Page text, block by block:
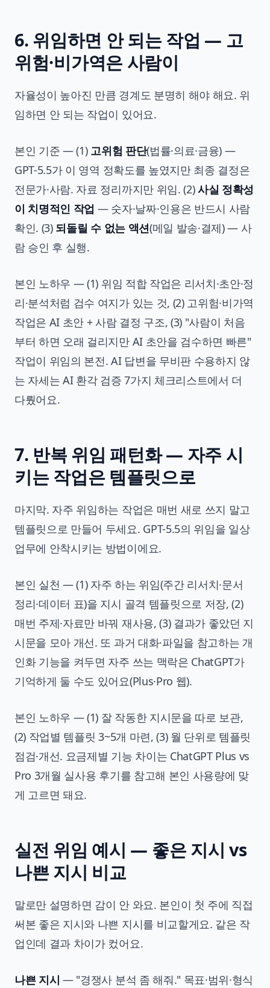
6. 위임하면 안 되는 작업 — 고
위험·비가역은 사람이
자율성이 높아진 만큼 경계도 분명히 해야 해요. 위
임하면 안 되는 작업이 있어요.
본인 기준 — (1) 고위험 판단(법률·의료·금융) —
GPT-5.5가 이 영역 정확도를 높였지만 최종 결정은
전문가·사람. 자료 정리까지만 위임. (2)사실 정확성
이 치명적인 작업 — 숫자·날짜·인용은 반드시 사람
확인. (3) 되돌릴 수 없는 액션(메일 발송·결제) — 사
람 승인 후 실행.
본인 노하우 — (1) 위임 적합 작업은 리서치·초안·정
리·분석처럼 검수 여지가 있는 것, (2) 고위험·비가역
작업은 AI 초안 + 사람 결정 구조, (3) "사람이 처음
부터 하면 오래 걸리지만 AI 초안을 검수하면 빠른"
작업이 위임의 본전. AI 답변을 무비판 수용하지 않
는 자세는AI 환각 검증 7가지 체크리스트에서 더
다뤘어요.
7. 반복 위임 패턴화 — 자주 시
키는 작업은 템플릿으로
마지막. 자주 위임하는 작업은 매번 새로 쓰지 말고
템플릿으로 만들어 두세요. GPT-5.5의 위임을 일상
업무에 안착시키는 방법이에요.
본인 실천 — (1) 자주 하는 위임(주간 리서치·문서
정리·데이터 표)을 지시 골격 템플릿으로 저장, (2)
매번 주제·자료만 바꿔 재사용, (3) 결과가 좋았던 지
시문을 모아 개선. 또 과거 대화·파일을 참고하는 개
인화 기능을 켜두면 자주 쓰는 맥락은 ChatGPT가
기억하게 둘 수도 있어요(Plus·Pro 웹).
본인 노하우 — (1) 잘 작동한 지시문을 따로 보관,
(2) 작업별 템플릿 3~5개 마련, (3) 월 단위로 템플릿
점검·개선. 요금제별 기능 차이는 ChatGPT Plus vs
Pro 3개월 실사용 후기를 참고해 본인 사용량에 맞
게 고르면 돼요.
실전 위임 예시 — 좋은 지시 vs
나쁜 지시 비교
말로만 설명하면 감이 안 와요. 본인이 첫 주에 직접
써본 좋은 지시와 나쁜 지시를 비교할게요. 같은 작
업인데 결과 차이가 컸어요.
나쁜 지시 — "경쟁사 분석 좀 해줘." 목표·범위·형식